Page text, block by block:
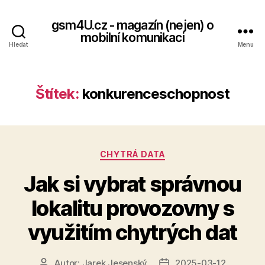
Hledat
gsm4U.cz - magazín (nejen) o
mobilní komunikaci
Menu
Štítek: konkurenceschopnost
Rubriky
CHYTRÁ DATA
Jak si vybrat správnou
lokalitu provozovny s
využitím chytrých dat
Autor: Jarek Jesenský
2025-03-12